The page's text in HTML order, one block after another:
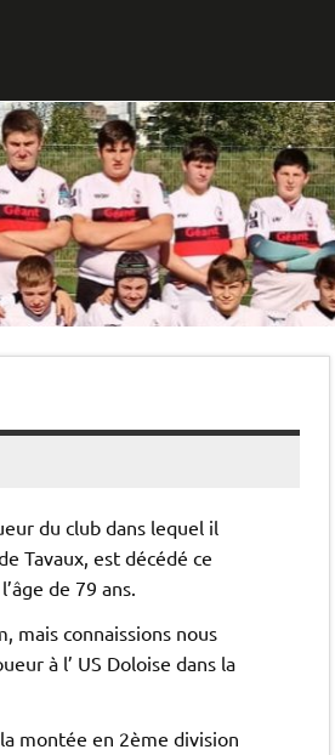
du club dans lequel il
Tavaux, est décédé ce
de 79 ans.
mais connaissions nous
à l’ US Doloise dans la
montée en 2ème division